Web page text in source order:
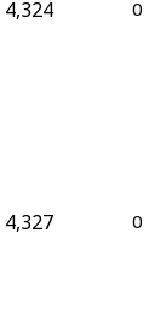
0
4,324
0
4,327